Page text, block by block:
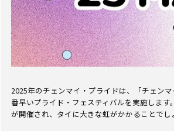
2025年のチェンマイ・プライドは、「チェン
番早いプライド・フェスティバルを実施しま
が開催され、タイに大きな虹がかかることでし